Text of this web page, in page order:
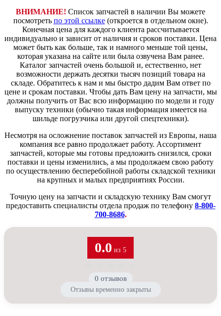
ВНИМАНИЕ! Список запчастей в наличии Вы можете
посмотреть по этой ссылке(откроется в отдельном окне).
Конечная цена для каждого клиента рассчитывается
индивидуально и зависит от наличия и сроков поставки. Цена
может быть как больше, так и намного меньше той цены,
которая указана на сайте или была озвучена Вам ранее.
Каталог запчастей очень большой и, естественно, нет
возможности держать десятки тысяч позиций товара на
складе. Обратитесь к нам и мы быстро дадим Вам ответ по
цене и срокам поставки. Чтобы дать Вам цену на запчасти, мы
должны получить от Вас всю информацию по модели и году
выпуску техники (обычно такая информация имеется на
шильде погрузчика или другой спецтехники).
Несмотря на осложнение поставок запчастей из Европы, наша
компания все равно продолжает работу. Ассортимент
запчастей, которые мы готовы предложить снизился, сроки
поставки и цены изменились, а мы продолжаем свою работу
по осуществлению бесперебойной работы складской техники
на крупных и малых предприятиях России.
Точную цену на запчасти и складскую технику Вам смогут
предоставить специалисты отдела продаж по телефону 8-800-
700-8686.
0.0 из 5
0 отзывов
Отзывы временно закрыты